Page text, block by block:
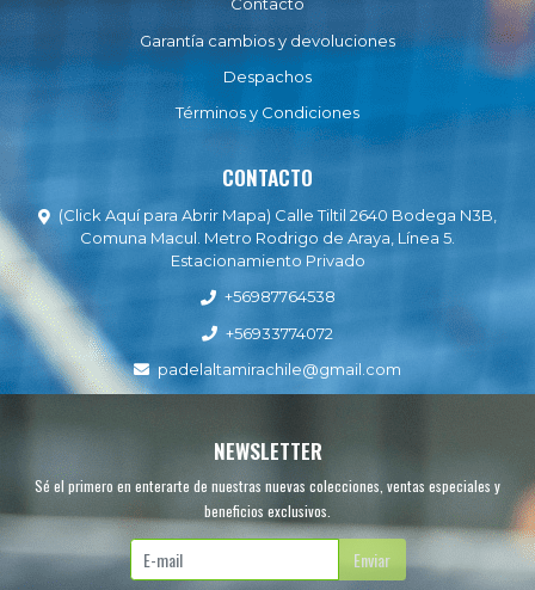
Contacto
Garantía cambios y devoluciones
Despachos
Términos y Condiciones
CONTACTO
(Click Aquí para Abrir Mapa) Calle Tiltil 2640 Bodega N3B,
Comuna Macul. Metro Rodrigo de Araya, Línea 5.
Estacionamiento Privado
+56987764538
+56933774072
padelaltamirachile@gmail.com
NEWSLETTER
Sé el primero en enterarte de nuestras nuevas colecciones, ventas especiales y
beneficios exclusivos.
Enviar